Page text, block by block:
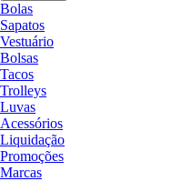
Bolas
Sapatos
Vestuário
Bolsas
Tacos
Trolleys
Luvas
Acessórios
Liquidação
Promoções
Marcas